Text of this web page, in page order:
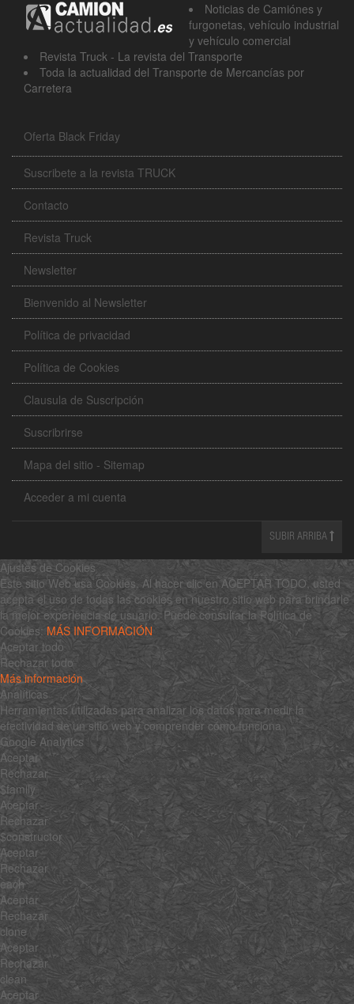
Noticias de Camiónes y
furgonetas, vehículo industrial
y vehículo comercial
Revista Truck - La revista del Transporte
Toda la actualidad del Transporte de Mercancías por
Carretera
Oferta Black Friday
Suscribete a la revista TRUCK
Contacto
Revista Truck
Newsletter
Bienvenido al Newsletter
Política de privacidad
Política de Cookies
Clausula de Suscripción
Suscribrirse
Mapa del sitio - Sitemap
Acceder a mi cuenta
SUBIR ARRIBA
Ajustes de Cookies
Este sitio Web usa Cookies. Al hacer clic en ACEPTAR TODO, usted
acepta el uso de todas las cookies en nuestro sitio web para brindarle
la mejor experiencia de usuario. Puede consultar la Política de
Cookies: MÁS INFORMACIÓN
Aceptar todo
Rechazar todo
Más información
Analíticas
Herramientas utilizadas para analizar los datos para medir la
efectividad de un sitio web y comprender cómo funciona.
Google Analytics
Aceptar
Rechazar
$family
Aceptar
Rechazar
$constructor
Aceptar
Rechazar
each
Aceptar
Rechazar
clone
Aceptar
Rechazar
clean
Aceptar